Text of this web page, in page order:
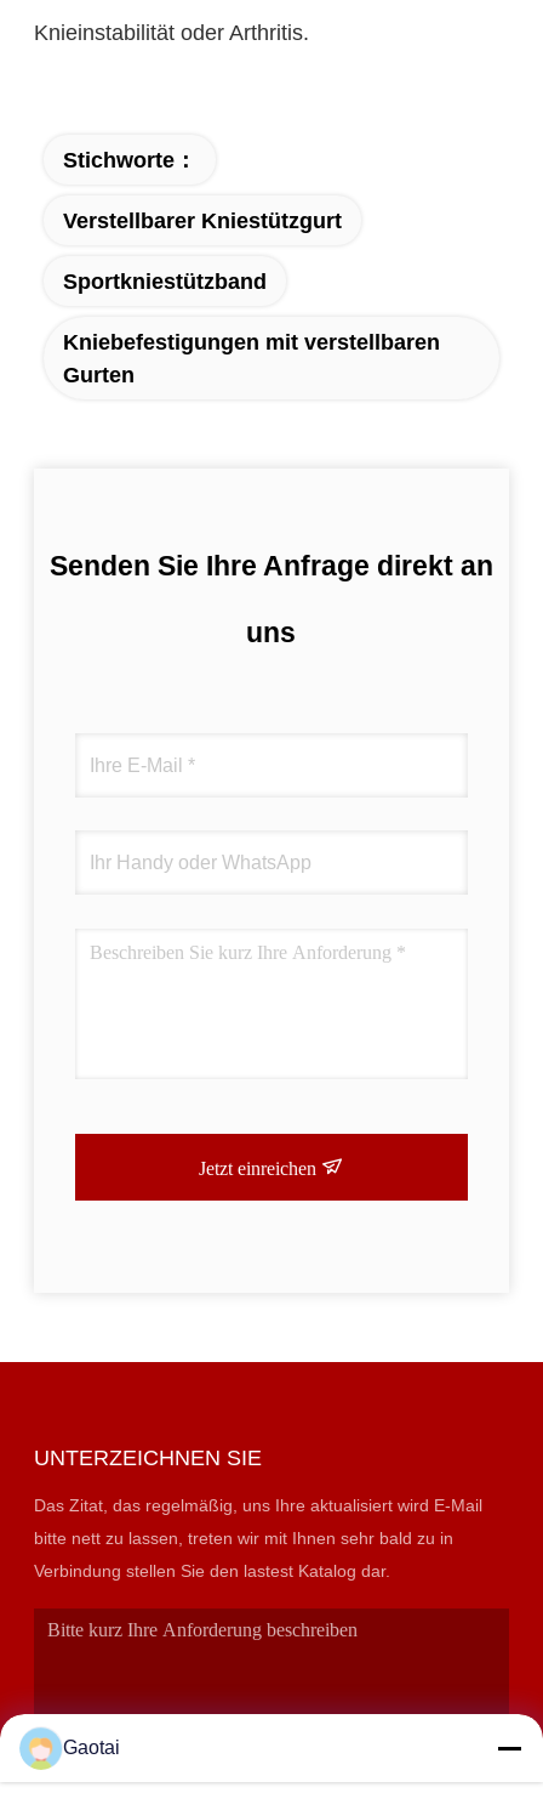
Knieinstabilität oder Arthritis.
Stichworte：
Verstellbarer Kniestützgurt
Sportkniestützband
Kniebefestigungen mit verstellbaren
Gurten
Senden Sie Ihre Anfrage direkt an
uns
Jetzt einreichen
UNTERZEICHNEN SIE
Das Zitat, das regelmäßig, uns Ihre aktualisiert wird E-Mail
bitte nett zu lassen, treten wir mit Ihnen sehr bald zu in
Verbindung stellen Sie den lastest Katalog dar.
Gaotai